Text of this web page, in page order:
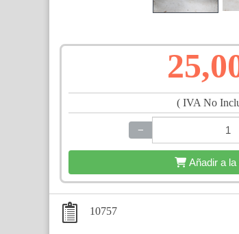
( IVA No
−
Añadir a
10757